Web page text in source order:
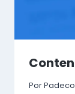
Por